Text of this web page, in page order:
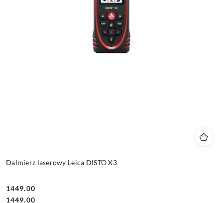
Dalmierz laserowy Leica DISTO X3
Cena:
1449.00
Cena:
1449.00